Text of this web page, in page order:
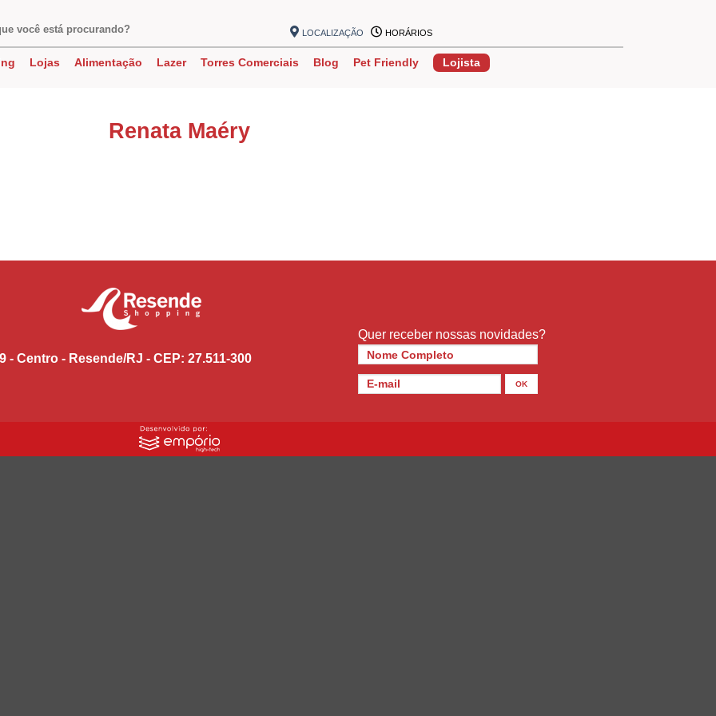
LOCALIZAÇÃO HORÁRIOS
Lojas Alimentação Lazer Torres Comerciais Blog Pet Friendly Lojista
Renata Maéry
- Centro - Resende/RJ - CEP: 27.511-300
Quer receber nossas novidades?